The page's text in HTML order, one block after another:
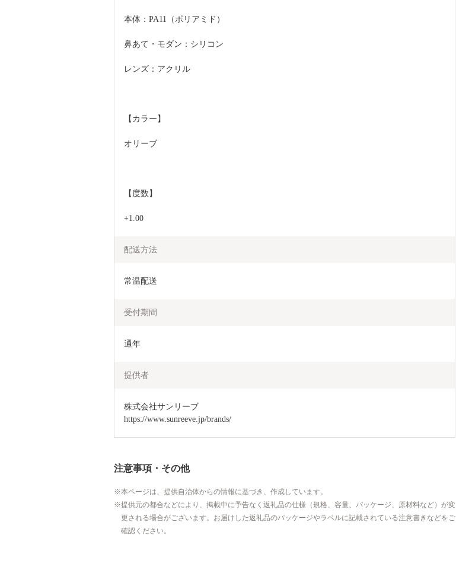
本体：PA11（ポリアミド）
鼻あて・モダン：シリコン
レンズ：アクリル
【カラー】
オリーブ
【度数】
+1.00
配送方法
常温配送
受付期間
通年
提供者
株式会社サンリーブ
https://www.sunreeve.jp/brands/
注意事項・その他
本ページは、提供自治体からの情報に基づき、作成しています。
提供元の都合などにより、掲載中に予告なく返礼品の仕様（規格、容量、パッケージ、原材料など）が変
更される場合がございます。お届けした返礼品のパッケージやラベルに記載されている注意書きなどをご
確認ください。